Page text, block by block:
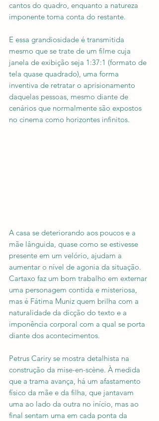
cantos do quadro, enquanto a natureza
imponente toma conta do restante.
E essa grandiosidade é transmitida
mesmo que se trate de um filme cuja
janela de exibição seja 1:37:1 (formato de
tela quase quadrado), uma forma
inventiva de retratar o aprisionamento
daquelas pessoas, mesmo diante de
cenários que normalmente são expostos
no cinema como horizontes infinitos.
A casa se deteriorando aos poucos e a
mãe lânguida, quase como se estivesse
presente em um velório, ajudam a
aumentar o nível de agonia da situação.
Cartaxo faz um bom trabalho em externar
uma personagem contida e misteriosa,
mas é Fátima Muniz quem brilha com a
naturalidade da dicção do texto e a
imponência corporal com a qual se porta
diante dos acontecimentos.
Petrus Cariry se mostra detalhista na
construção da mise-en-scène. À medida
que a trama avança, há um afastamento
físico da mãe e da filha, que jantavam
uma ao lado da outra no início, mas ao
final sentam uma em cada ponta da